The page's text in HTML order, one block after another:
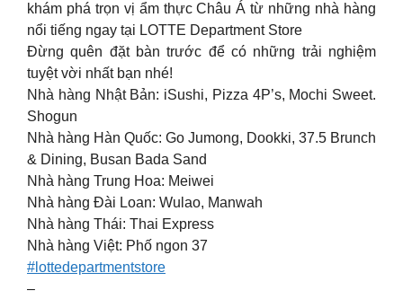
khám phá trọn vị ẩm thực Châu Á từ những nhà hàng
nổi tiếng ngay tại LOTTE Department Store
Đừng quên đặt bàn trước để có những trải nghiệm
tuyệt vời nhất bạn nhé!
Nhà hàng Nhật Bản: iSushi, Pizza 4P’s, Mochi Sweet.
Shogun
Nhà hàng Hàn Quốc: Go Jumong, Dookki, 37.5 Brunch
& Dining, Busan Bada Sand
Nhà hàng Trung Hoa: Meiwei
Nhà hàng Đài Loan: Wulao, Manwah
Nhà hàng Thái: Thai Express
Nhà hàng Việt: Phố ngon 37
#lottedepartmentstore
–